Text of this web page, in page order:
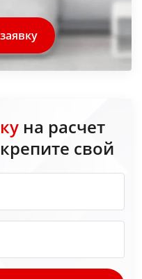
на расчет
свой